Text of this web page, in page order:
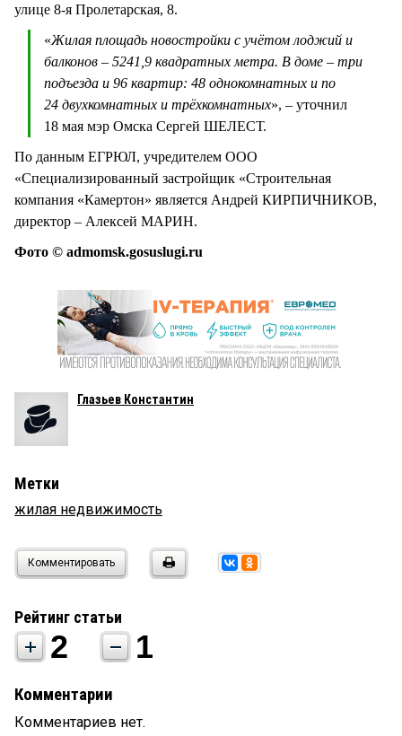
улице 8-я Пролетарская, 8.
«Жилая площадь новостройки с учётом лоджий и
балконов – 5241,9 квадратных метра. В доме – три
подъезда и 96 квартир: 48 однокомнатных и по
24 двухкомнатных и трёхкомнатных», – уточнил
18 мая мэр Омска Сергей ШЕЛЕСТ.
По данным ЕГРЮЛ, учредителем ООО
«Специализированный застройщик «Строительная
компания «Камертон» является Андрей КИРПИЧНИКОВ,
директор – Алексей МАРИН.
Фото © admomsk.gosuslugi.ru
Глазьев Константин
Метки
жилая недвижимость
Комментировать
Рейтинг статьи
2 1
Комментарии
Комментариев нет.